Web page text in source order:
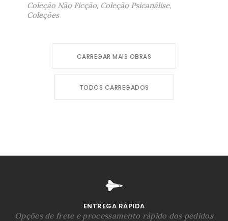
Coleção Não Ficção, Coleção Psicanálise,
Coleções
CARREGAR MAIS OBRAS
TODOS CARREGADOS
ENTREGA RÁPIDA
Opções de frete e processamento rápido dos pedidos